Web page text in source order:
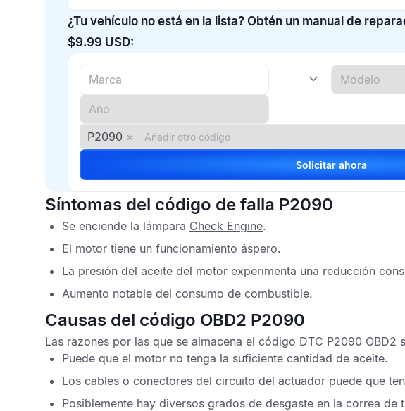
¿Tu vehículo no está en la lista? Obtén un manual de
$9.99 USD:
P2090 ×
Solicitar ahora
Síntomas del código de falla P2090
Se enciende la lámpara Check Engine.
El motor tiene un funcionamiento áspero.
La presión del aceite del motor experimenta una reducción
Aumento notable del consumo de combustible.
Causas del código OBD2 P2090
Las razones por las que se almacena el código DTC P2090 OBD2
Puede que el motor no tenga la suficiente cantidad de aceite.
Los cables o conectores del circuito del actuador puede que
Posiblemente hay diversos grados de desgaste en la correa de